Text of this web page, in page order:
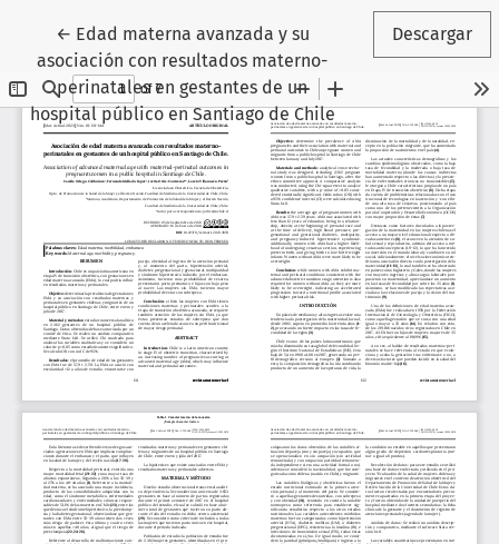
← Volver a los detalles del artículo
Edad materna avanzada y su
asociación con resultados materno-
perinatales en gestantes de un
hospital público en Santiago de Chile
Descargar